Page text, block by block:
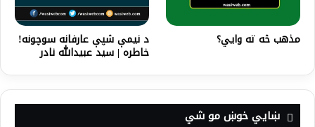
مذهب څه ته وايي؟ د نیمې شپې عارفانه سوچونه!
خاطره | سید عبیدالله نادر
ښايي خوښ مو شي